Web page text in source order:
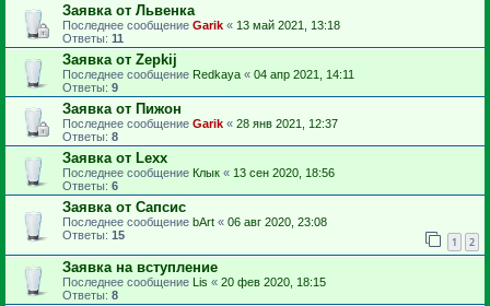
Заявка от Львенка
Последнее сообщение Garik « 13 май 2021, 13:18
Ответы: 11
Заявка от Zepkij
Последнее сообщение Redkaya « 04 апр 2021, 14:11
Ответы: 9
Заявка от Пижон
Последнее сообщение Garik « 28 янв 2021, 12:37
Ответы: 8
Заявка от Lexx
Последнее сообщение Клык « 13 сен 2020, 18:56
Ответы: 6
Заявка от Сапсис
Последнее сообщение bArt « 06 авг 2020, 23:08
Ответы: 15 1 2
Заявка на вступление
Последнее сообщение Lis « 20 фев 2020, 18:15
Ответы: 8